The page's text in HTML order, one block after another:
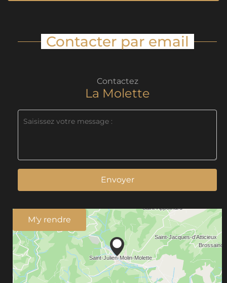
Contacter par email
Contactez
La Molette
Envoyer
M'y rendre